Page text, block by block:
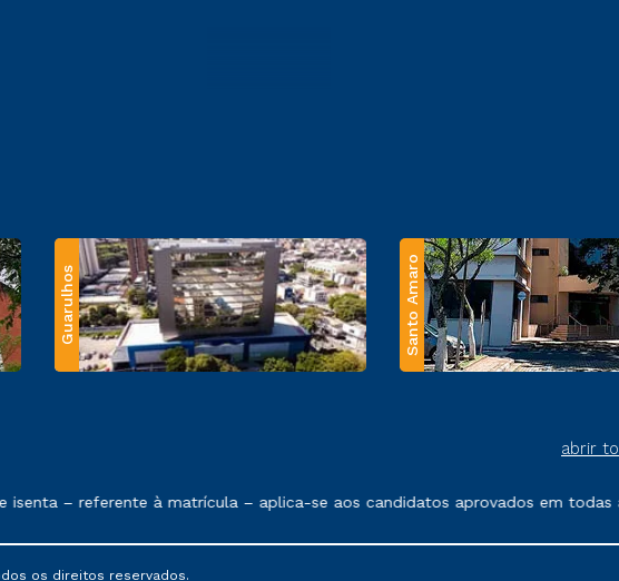
Guarulhos Santo Amaro
abrir
exposto no contrato de prestação de serviços.
– referente à matrícula – aplica-se aos candidatos aprovados em
os direitos reservados.